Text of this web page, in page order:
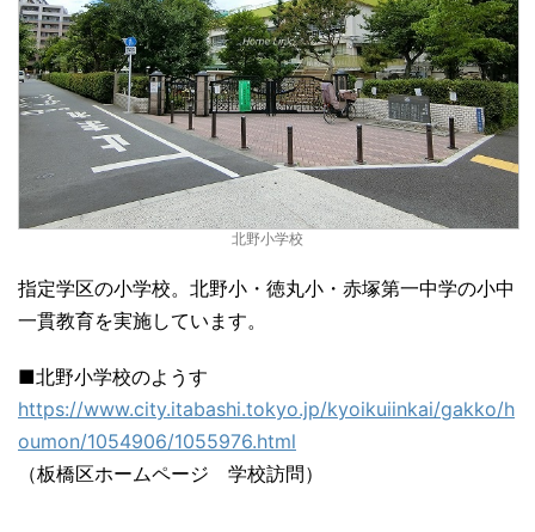
北野小学校
指定学区の小学校。北野小・徳丸小・赤塚第一中学の小中
一貫教育を実施しています。
■北野小学校のようす
https://www.city.itabashi.tokyo.jp/kyoikuiinkai/gakko/h
oumon/1054906/1055976.html
（板橋区ホームページ 学校訪問）